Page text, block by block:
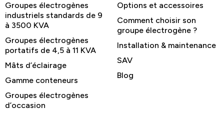
Groupes électrogènes
industriels standards de 9
à 3500 KVA
Groupes électrogènes
portatifs de 4,5 à 11 KVA
Mâts d’éclairage
Gamme conteneurs
Groupes électrogènes
d’occasion
Options et accessoires
Comment choisir son
groupe électrogène ?
Installation & maintenance
SAV
Blog